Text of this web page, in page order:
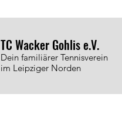
TC Wacker Gohlis e.V.
Dein familiärer Tennisverein
im Leipziger Norden